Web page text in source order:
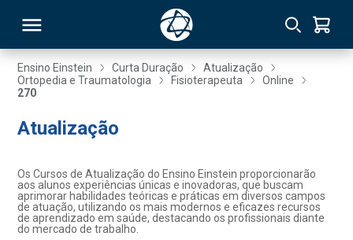
Ensino Einstein Curta Duração
Atualização
Ortopedia e Traumatologia
Fisioterapeuta
Online
270
Atualização
Os Cursos de Atualização do Ensino Einstein proporcionarão
aos alunos experiências únicas e inovadoras, que buscam
aprimorar habilidades teóricas e práticas em diversos campos
de atuação, utilizando os mais modernos e eficazes recursos
de aprendizado em saúde, destacando os profissionais diante
do mercado de trabalho.